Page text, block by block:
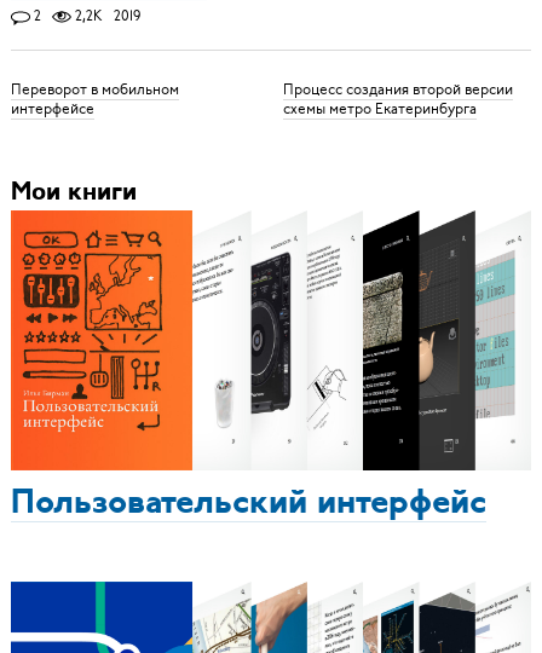
2 2,2K 2019
Переворот в мобильном
интерфейсе
Процесс создания второй версии
схемы метро Екатеринбурга
Мои книги
Пользовательский интерфейс